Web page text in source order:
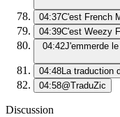
04:37C'est French
04:39C'est Weezy
04:42J'emmerde
04:48La traduction
04:58@TraduZic
Discussion